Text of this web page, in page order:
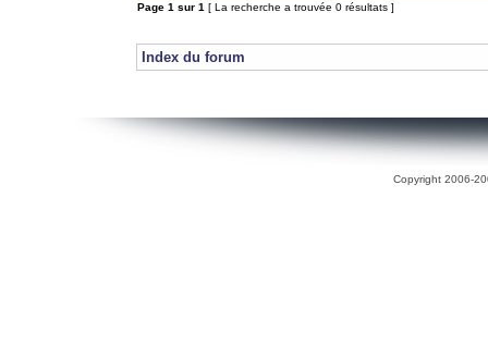
Page 1 sur 1 [ La recherche a trouvée 0 résultats ]
Index du forum
Copyright 2006-